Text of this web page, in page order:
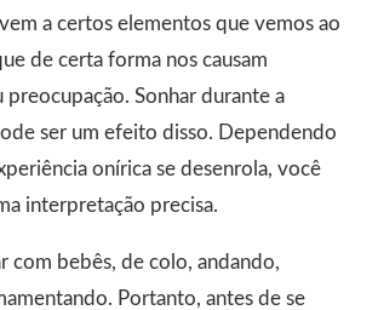
a certos elementos que vemos ao
de certa forma nos causam
preocupação. Sonhar durante a
ser um efeito disso. Dependendo
onírica se desenrola, você
interpretação precisa.
com bebês, de colo, andando,
Portanto, antes de se